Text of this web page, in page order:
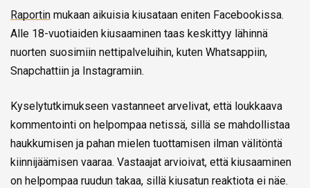
Raportin mukaan aikuisia kiusataan eniten Facebookissa.
Alle 18-vuotiaiden kiusaaminen taas keskittyy lähinnä
nuorten suosimiin nettipalveluihin, kuten Whatsappiin,
Snapchattiin ja Instagramiin.
Kyselytutkimukseen vastanneet arvelivat, että loukkaava
kommentointi on helpompaa netissä, sillä se mahdollistaa
haukkumisen ja pahan mielen tuottamisen ilman välitöntä
kiinnijäämisen vaaraa. Vastaajat arvioivat, että kiusaaminen
on helpompaa ruudun takaa, sillä kiusatun reaktiota ei näe.